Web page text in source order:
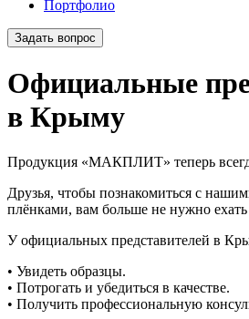
Портфолио
Задать вопрос
Официальные
в Крыму
Продукция «МАКПЛИТ» теперь
Друзья, чтобы познакомиться с
плёнками, вам больше не нужно ехать
У официальных представителей в
• Увидеть образцы.
• Потрогать и убедиться в качестве.
• Получить профессиональную